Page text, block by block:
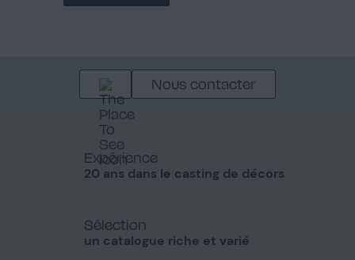
Nous contacter
Expérience
20 ans dans le casting de décors
Sélection
un catalogue riche et varié